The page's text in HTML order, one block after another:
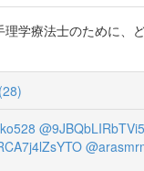
学療法士のために、